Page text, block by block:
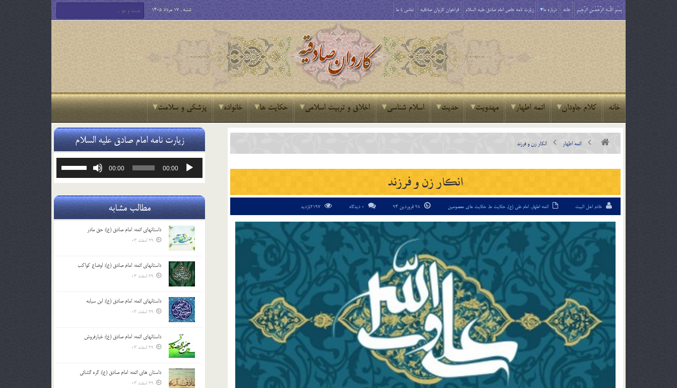
بِسْمِ اللَّـهِ الرَّحْمَـٰنِ الرَّحِيمِ خانه درباره ما زیارت نامه خاص امام صادق علیه السلام فراخوان کاروان صادقیه تماس با ما شنبه , 17 مرداد 1405
خانه کلام جاودان ائمه اطهار مهدویت حدیث اسلام شناسی اخلاق و تربیت اسلامی حکایت ها خانواده پزشکی و سلامت
ائمه اطهار انکار زن و فرزند
انکار زن و فرزند
خادم اهل البیت ائمه اطهار, امام علی (ع), حکایت ها, حکایت های معصومین 0 دیدگاه
زیارت نامه امام صادق علیه السلام
پخش‌کننده
00:00
00:00
یا
صدا
کلیدهای
مطالب مشابه
داستانهای ائمه: امام صادق (ع): حق مادر
29 اسفند 03
داستانهای ائمه: امام صادق (ع): اوضاع کواکب
29 اسفند 03
داستانهای ائمه: امام صادق (ع): ابن سیابه
29 اسفند 03
داستانهای ائمه: امام صادق (ع): خیارفروش
29 اسفند 03
داستان های ائمه: امام صادق (ع): گره گشائی
29 اسفند 03